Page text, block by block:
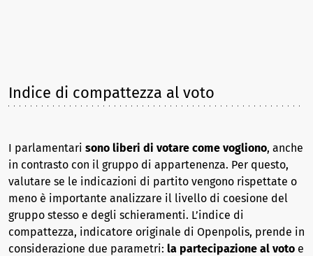
Indice di compattezza al voto
I parlamentari sono liberi di votare come vogliono, anche
in contrasto con il gruppo di appartenenza. Per questo,
valutare se le indicazioni di partito vengono rispettate o
meno è importante analizzare il livello di coesione del
gruppo stesso e degli schieramenti. L’indice di
compattezza, indicatore originale di Openpolis, prende in
considerazione due parametri: la partecipazione al voto e